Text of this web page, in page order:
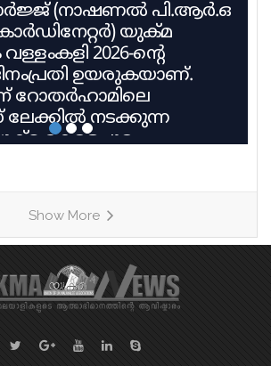
(നാഷണൽ പി.ആർ.ഒ
യുക്മ
2026-ന്റെ
ഉയരുകയാണ്.
റോതർഹാമിലെ
നടക്കുന്ന
കേരളപൂരം
കേരളത്തിലെ
പാരമ്പര്യം
യുകെയിലെ
ക്ലബ്ബുകളെ
ടീമുകൾ കുട്ടനാടൻ
മത്സരിക്കുന്നത്. ഓരോ
Show More